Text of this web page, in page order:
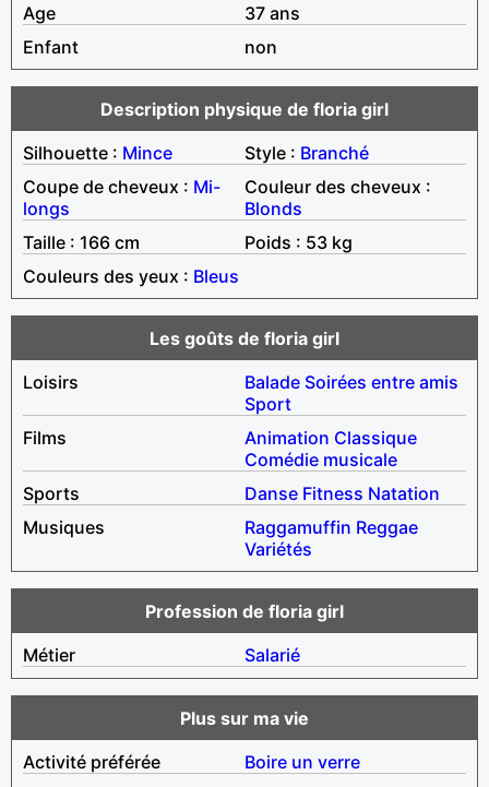
Age
37 ans
Enfant
non
Description physique de floria girl
Silhouette : Mince Style : Branché
Coupe de cheveux : Mi-
longs
Couleur des cheveux :
Blonds
Taille : 166 cm
Poids : 53 kg
Couleurs des yeux : Bleus
Les goûts de floria girl
Loisirs
Balade Soirées entre amis
Sport
Films
Animation Classique
Comédie musicale
Sports
Danse Fitness Natation
Musiques
Raggamuffin Reggae
Variétés
Profession de floria girl
Métier
Salarié
Plus sur ma vie
Activité préférée
Boire un verre